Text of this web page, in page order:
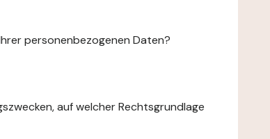
personenbezogenen Daten?
auf welcher Rechtsgrundlage